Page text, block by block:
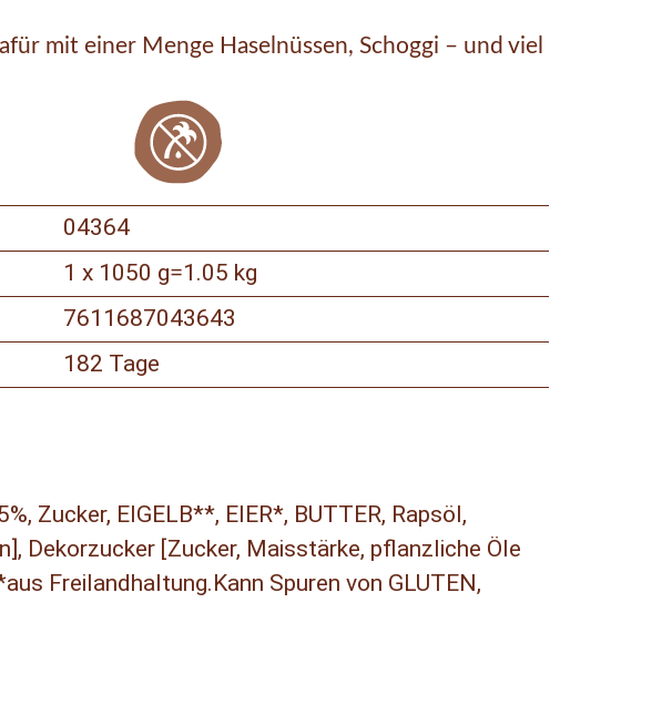
mit einer Menge Haselnüssen, Schoggi – und viel
04364
1 x 1050 g=1.05 kg
7611687043643
182 Tage
Zucker, EIGELB**, EIER*, BUTTER, Rapsöl,
Dekorzucker [Zucker, Maisstärke, pflanzliche Öle
Freilandhaltung.Kann Spuren von GLUTEN,